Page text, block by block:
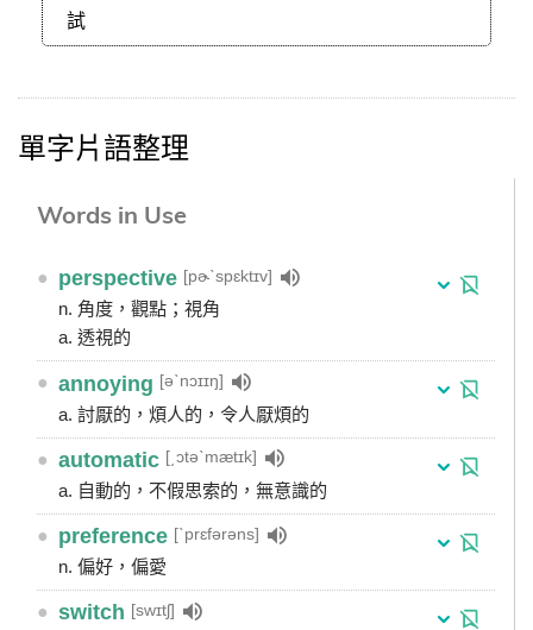
試
單字片語整理
Words in Use
● perspective [pɚˋspɛktɪv]
n. 角度，觀點；視角
a. 透視的
● annoying [əˋnɔɪɪŋ]
a. 討厭的，煩人的，令人厭煩的
● automatic [͵ɔtəˋmætɪk]
a. 自動的，不假思索的，無意識的
● preference [ˋprɛfərəns]
n. 偏好，偏愛
● switch [swɪtʃ]